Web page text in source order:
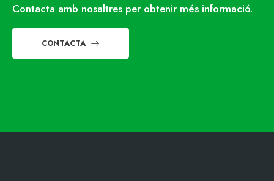
Contacta amb nosaltres per obtenir més informació.
CONTACTA